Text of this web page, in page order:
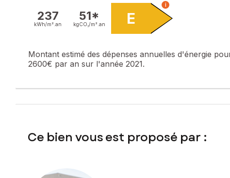
À l’extérieur, le terrain soigneusement arboré accueille une
La maison est à remettre au goût du jour, mais offre une
Contactez-nous dès maintenant pour plus d’informations ou
Les informations sur les risques auxquels ce bien est exposé
Prix de vente : 295 000 €
Contactez votre conseiller SAFTI : Maël BERTOUT, Tél. :
237
kWh/m². an
51*
kgCO₂/m². an E
i
Montant estimé des dépenses annuelles d'énergie
2600€ par an sur l'année 2021.
Ce bien vous est proposé par :